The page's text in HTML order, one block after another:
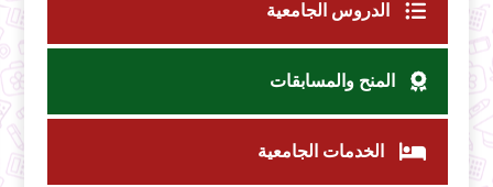
الدروس الجامعية
المنح والمسابقات
الخدمات الجامعية